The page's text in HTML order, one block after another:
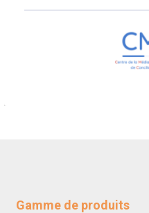
Gamme de produits